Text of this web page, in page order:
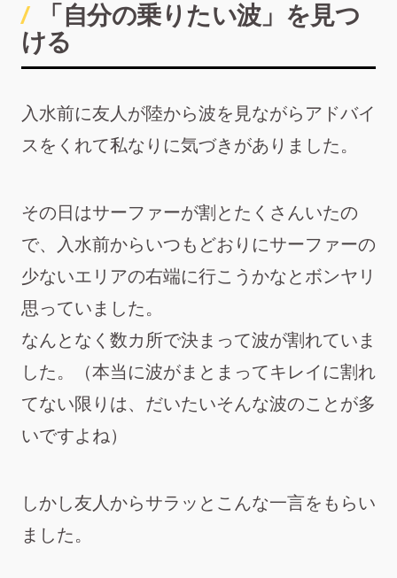
「自分の乗りたい波」を見つ
ける
入水前に友人が陸から波を見ながらアドバイ
スをくれて私なりに気づきがありました。
その日はサーファーが割とたくさんいたの
で、入水前からいつもどおりにサーファーの
少ないエリアの右端に行こうかなとボンヤリ
思っていました。
なんとなく数カ所で決まって波が割れていま
した。（本当に波がまとまってキレイに割れ
てない限りは、だいたいそんな波のことが多
いですよね）
しかし友人からサラッとこんな一言をもらい
ました。